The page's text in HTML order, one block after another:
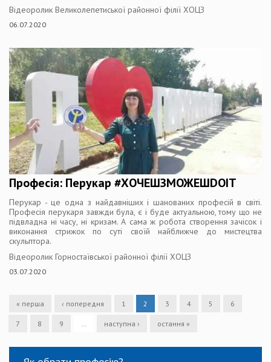
Відеоролик Великолепетиської районної філії ХОЦЗ
06.07.2020
Професія: Перукар #ХОЧЕШЗМОЖЕШDOIT
Перукар - це одна з найдавніших і шанованих професій в світі.
Професія перукаря завжди була, є і буде актуальною, тому що не
підвладна ні часу, ні кризам. А сама ж робота створення зачісок і
виконання стрижок по суті своїй найближче до мистецтва
скульптора.
Відеоролик Горностаївської районної філії ХОЦЗ
03.07.2020
« перша ‹ попередня 1 2 3 4 5 6
7 8 9 … наступна › остання »